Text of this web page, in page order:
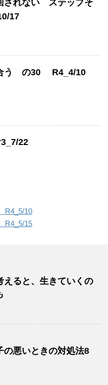
されない ステップそ
17
う の30 R4_4/10
22
10
15
えると、生きていくの
の悪いときの対処法8